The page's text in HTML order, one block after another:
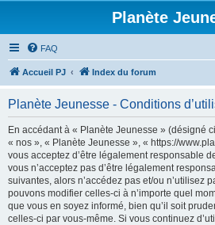
Planète
FAQ
Accueil PJ Index du forum
Planète Jeunesse - Conditions
En accédant à « Planète Jeunesse » (désigné
« nos », « Planète Jeunesse », « https://
vous acceptez d’être légalement responsable
vous n’acceptez pas d’être légalement
suivantes, alors n’accédez pas et/ou n’utilisez
pouvons modifier celles-ci à n’importe quel
que vous en soyez informé, bien qu’il soit
celles-ci par vous-même. Si vous continuez